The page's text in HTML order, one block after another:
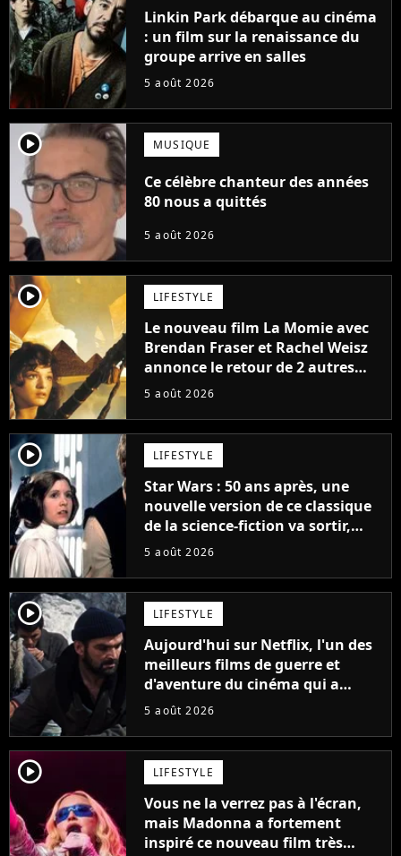
Linkin Park débarque au cinéma
: un film sur la renaissance du
groupe arrive en salles
5 août 2026
player2 MUSIQUE
Ce célèbre chanteur des années
80 nous a quittés
5 août 2026
player2 LIFESTYLE
Le nouveau film La Momie avec
Brendan Fraser et Rachel Weisz
annonce le retour de 2 autres
personnages emblématiques de
5 août 2026
player2 LIFESTYLE
Star Wars : 50 ans après, une
nouvelle version de ce classique
de la science-fiction va sortir,
mais on ne la verra jamais en
5 août 2026
player2 LIFESTYLE
Aujourd'hui sur Netflix, l'un des
meilleurs films de guerre et
d'aventure du cinéma qui a
connu un succès retentissant à
5 août 2026
player2 LIFESTYLE
Vous ne la verrez pas à l'écran,
mais Madonna a fortement
inspiré ce nouveau film très